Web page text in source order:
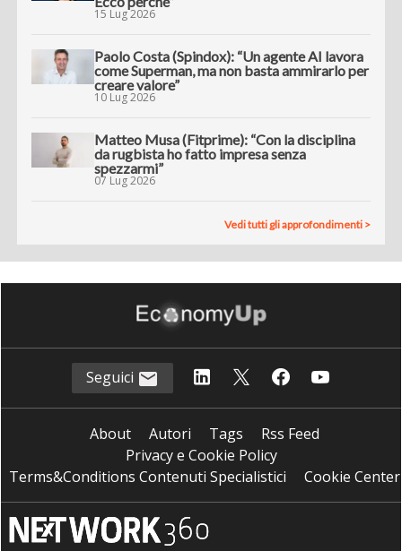
15 Lug 2026
Paolo Costa (Spindox): “Un agente AI lavora
come Superman, ma non basta ammirarlo per
creare valore”
10 Lug 2026
Matteo Musa (Fitprime): “Con la disciplina
da rugbista ho fatto impresa senza
spezzarmi”
07 Lug 2026
Vedi tutti gli approfondimenti >
Seguici
About Autori Tags
Rss Feed
Privacy e Cookie Policy
Terms&Conditions Contenuti Specialistici
Cookie Center